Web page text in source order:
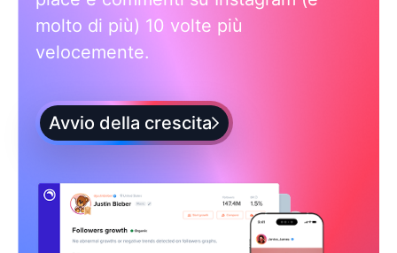
molto di più) 10 volte più
velocemente.
Avvio della crescita